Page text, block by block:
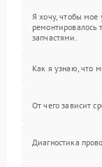
Я хочу, чтобы мое
ремонтировалось
запчастями.
Как я узнаю, что
От чего зависит
Диагностика